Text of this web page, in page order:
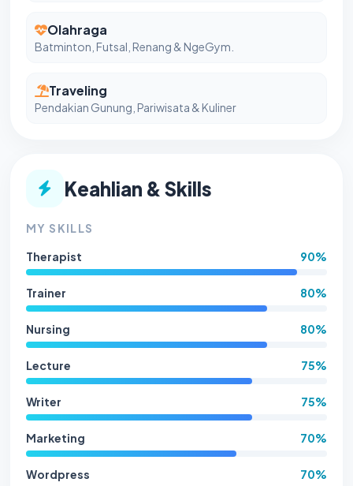
Olahraga
Batminton, Futsal, Renang & NgeGym.
Traveling
Pendakian Gunung, Pariwisata & Kuliner
Keahlian & Skills
MY SKILLS
Therapist
90%
Trainer 80%
Nursing 80%
Lecture 75%
Writer 75%
Marketing 70%
Wordpress 70%